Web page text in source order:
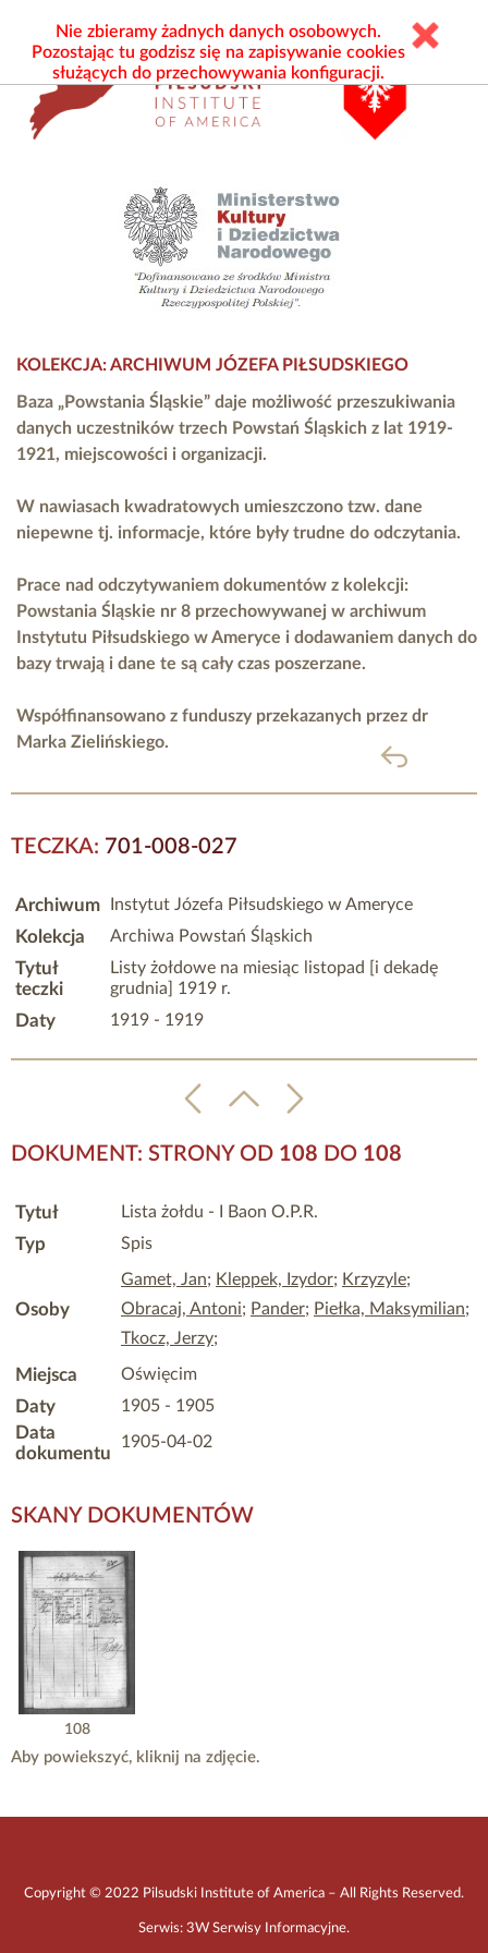
KOLEKCJA: ARCHIWUM JÓZEFA PIŁSUDSKIEGO
Baza „Powstania Śląskie” daje możliwość przeszukiwania
danych uczestników trzech Powstań Śląskich z lat 1919-
1921, miejscowości i organizacji.
W nawiasach kwadratowych umieszczono tzw. dane
niepewne tj. informacje, które były trudne do odczytania.
Prace nad odczytywaniem dokumentów z kolekcji:
Powstania Śląskie nr 8 przechowywanej w archiwum
Instytutu Piłsudskiego w Ameryce i dodawaniem danych do
bazy trwają i dane te są cały czas poszerzane.
Współfinansowano z funduszy przekazanych przez dr
Marka Zielińskiego.
powrót
TECZKA: 701-008-027
Archiwum Instytut Józefa Piłsudskiego w Ameryce
Kolekcja Archiwa Powstań Śląskich
Tytuł
teczki
Listy żołdowe na miesiąc listopad [i dekadę
grudnia] 1919 r.
Daty 1919 - 1919
DOKUMENT: STRONY OD 108 DO 108
Tytuł Lista żołdu - I Baon O.P.R.
Typ Spis
Osoby
Gamet, Jan; Kleppek, Izydor; Krzyzyle;
Obracaj, Antoni; Pander; Piełka, Maksymilian;
Tkocz, Jerzy;
Miejsca Oświęcim
Daty 1905 - 1905
Data
dokumentu
1905-04-02
SKANY DOKUMENTÓW
108
Aby powiekszyć, kliknij na zdjęcie.
Copyright © 2022 Pilsudski Institute of America – All Rights Reserved.
Serwis: 3W Serwisy Informacyjne.
Nie zbieramy żadnych danych osobowych.
Pozostając tu godzisz się na zapisywanie cookies
służących do przechowywania konfiguracji.